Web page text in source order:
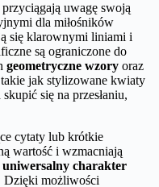
przyciągają uwagę swoją
dla miłośników
się klarownymi liniami i
są ograniczone do
geometryczne wzory oraz
jak stylizowane kwiaty
się na przesłaniu,
cytaty lub krótkie
wartość i wzmacniają
uniwersalny charakter
Dzięki możliwości